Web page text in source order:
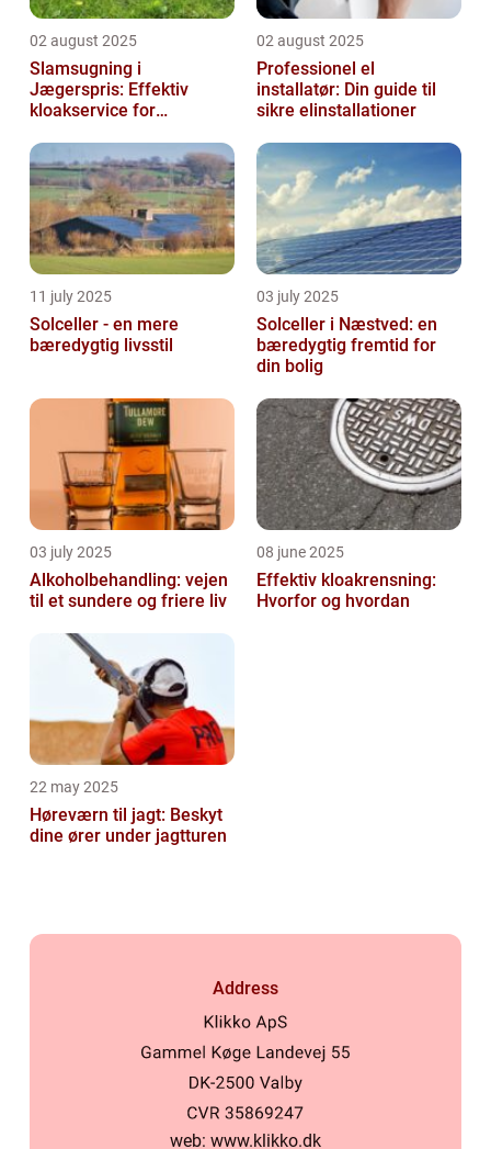
02 august 2025
Slamsugning i
Jægerspris: Effektiv
kloakservice for
vedligeholdelse
02 august 2025
Professionel el
installatør: Din guide til
sikre elinstallationer
11 july 2025
Solceller - en mere
bæredygtig livsstil
03 july 2025
Solceller i Næstved: en
bæredygtig fremtid for
din bolig
03 july 2025
Alkoholbehandling: vejen
til et sundere og friere liv
08 june 2025
Effektiv kloakrensning:
Hvorfor og hvordan
22 may 2025
Høreværn til jagt: Beskyt
dine ører under jagtturen
Address
web: www.klikko.dk